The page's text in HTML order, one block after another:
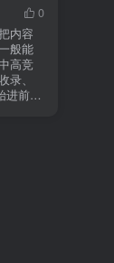
以下
面几
内已
别的
似文
，但
有效
0
内容
般能
高竞
、
进前